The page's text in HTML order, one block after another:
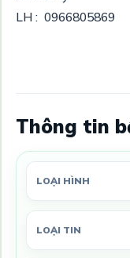
LH : 0966805869
Thông tin
LOẠI HÌNH
LOẠI TIN